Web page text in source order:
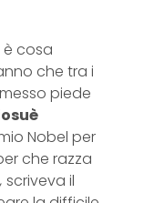
è cosa
che tra i
piede
Nobel per
che razza
, scriveva il